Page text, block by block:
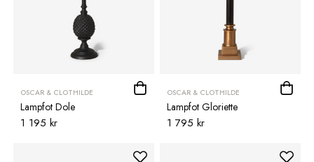
OSCAR & CLOTHILDE
Lampfot Dole
1 195 kr
OSCAR & CLOTHILDE
Lampfot Gloriette
1 795 kr